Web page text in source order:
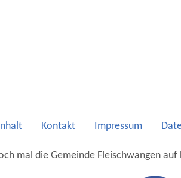
Kontakt Impressum
mal die Gemeinde Fleischwangen auf